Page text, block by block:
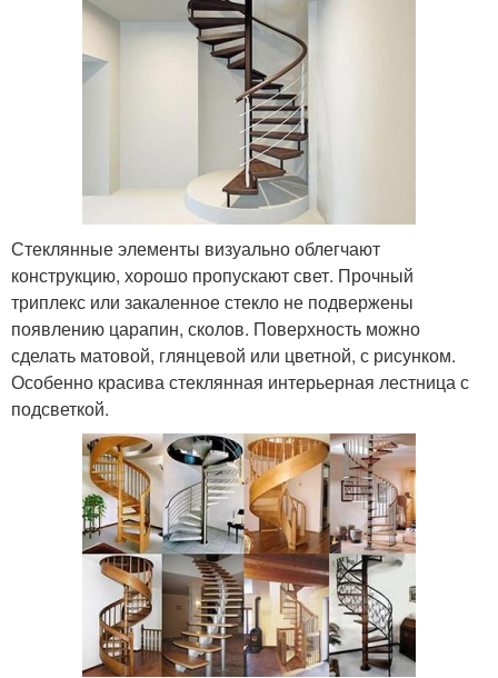
Стеклянные элементы визуально облегчают
конструкцию, хорошо пропускают свет. Прочный
триплекс или закаленное стекло не подвержены
появлению царапин, сколов. Поверхность можно
сделать матовой, глянцевой или цветной, с рисунком.
Особенно красива стеклянная интерьерная лестница с
подсветкой.